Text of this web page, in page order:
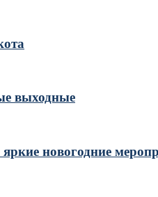
выходные
новогодние